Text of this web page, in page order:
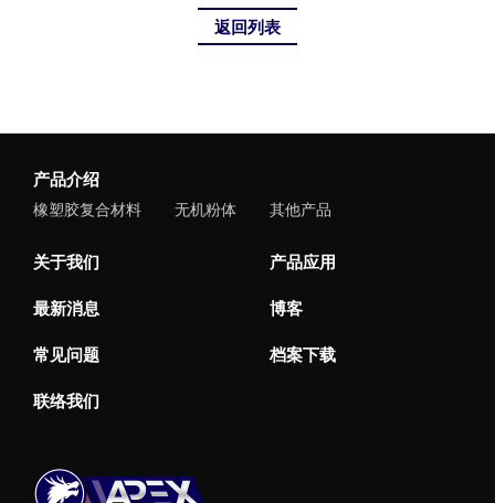
返回列表
产品介绍
橡塑胶复合材料 无机粉体 其他产品
关于我们 产品应用
最新消息 博客
常见问题 档案下载
联络我们